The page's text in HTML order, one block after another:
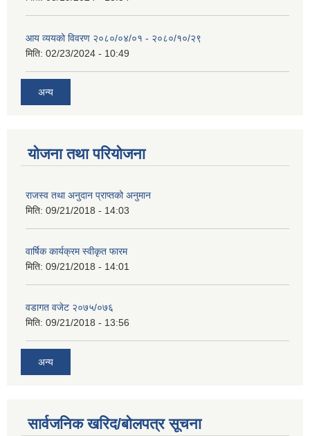
आय व्ययको विवरण २०८०/०४/०१ - २०८०/१०/२९
मिति: 02/23/2024 - 10:49
अन्य
योजना तथा परियोजना
राजस्व तथा अनुदान प्राप्तको अनुमान
मिति: 09/21/2018 - 14:03
वार्षिक कार्यक्रम स्वीकृत फारम
मिति: 09/21/2018 - 14:01
वडागत वजेट २०७५/०७६
मिति: 09/21/2018 - 13:56
अन्य
सार्वजनिक खरिद/बोलपत्र सूचना